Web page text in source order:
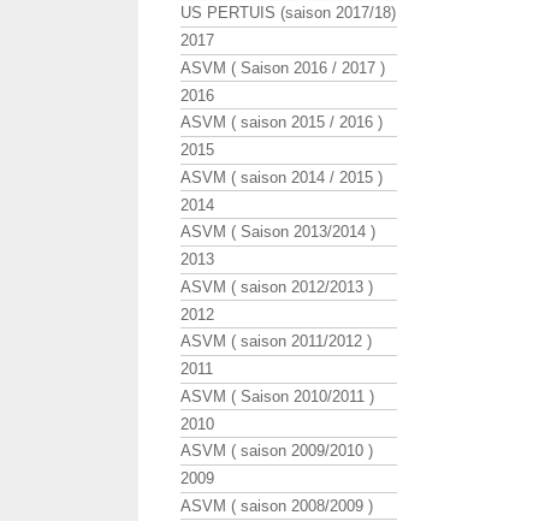
US PERTUIS (saison 2017/18)
2017
ASVM ( Saison 2016 / 2017 )
2016
ASVM ( saison 2015 / 2016 )
2015
ASVM ( saison 2014 / 2015 )
2014
ASVM ( Saison 2013/2014 )
2013
ASVM ( saison 2012/2013 )
2012
ASVM ( saison 2011/2012 )
2011
ASVM ( Saison 2010/2011 )
2010
ASVM ( saison 2009/2010 )
2009
ASVM ( saison 2008/2009 )